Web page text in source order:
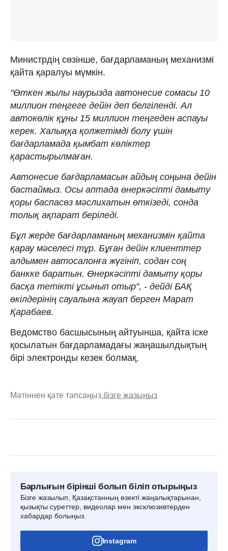
Министрдің сөзінше, бағдарламаның механизмі
қайта қаралуы мүмкін.
"Өткен жылы наурызда автонесие сомасы 10
миллион теңгеге дейін деп белгіленді. Ал
автокөлік құны 15 миллион теңгеден аспауы
керек. Халыққа қолжетімді болу үшін
бағдарламада қымбат көліктер
қарастырылмаған.
Автонесие бағдарламасын айдың соңына дейін
бастаймыз. Осы аптада өнеркәсіпті дамыту
қоры баспасөз мәслихатын өткізеді, сонда
толық ақпарат беріледі.
Бұл жерде бағдарламаның механизмін қайта
қарау мәселесі тұр. Бұған дейін клиенттер
алдымен автосалонға жүгініп, содан соң
банкке баратын. Өнеркәсіпті дамыту қоры
басқа тетікті ұсынып отыр", - дейді БАҚ
өкілдерінің сауалына жауап берген Марат
Қарабаев.
Ведомство басшысының айтуынша, қайта іске
қосылатын бағдарламадағы жаңашылдықтың
бірі электронды кезек болмақ.
Мәтіннен қате тапсаңыз,бізге жазыңыз
Барлығын бірінші болып біліп отырыңыз
Бізге жазылып, Қазақстанның өзекті жаңалықтарынан,
қызықты суреттер, видеолар мен эксклюзивтерден
хабардар болыңыз.
Instagram